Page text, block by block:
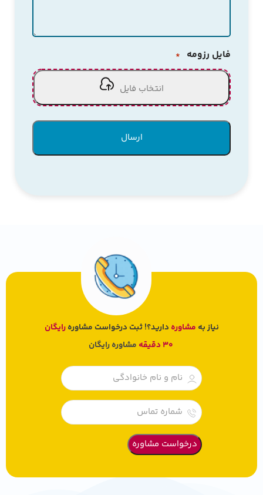
فایل رزومه *
انتخاب فایل
نیاز به مشاوره دارید؟! ثبت درخواست مشاورهرایگان
مشاوره رایگان